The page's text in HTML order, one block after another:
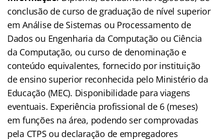
conclusão de curso de graduação de nível superior
em Análise de Sistemas ou Processamento de
Dados ou Engenharia da Computação ou Ciência
da Computação, ou curso de denominação e
conteúdo equivalentes, fornecido por instituição
de ensino superior reconhecida pelo Ministério da
Educação (MEC). Disponibilidade para viagens
eventuais. Experiência profissional de 6 (meses)
em funções na área, podendo ser comprovadas
pela CTPS ou declaração de empregadores